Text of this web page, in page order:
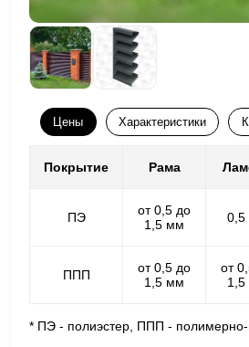
Цены Характеристики
Покрытие Рама
ПЭ
от 0,5 до
1,5 мм
ППП
от 0,5 до
1,5 мм
от
* ПЭ - полиэстер, ППП -